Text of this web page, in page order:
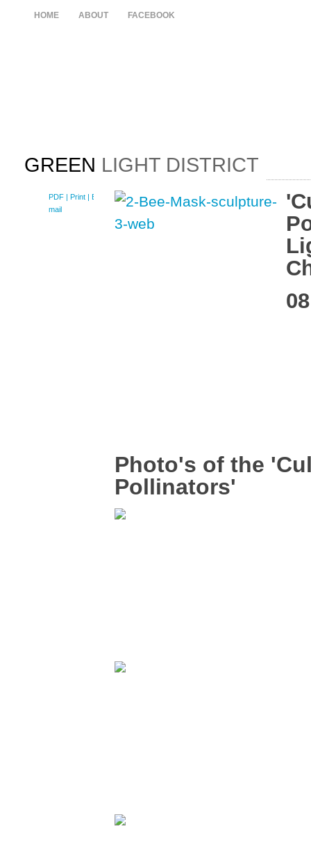
HOME ABOUT FACEBOOK
GREEN LIGHT DISTRICT
PDF | Print | E-
mail
Photo's of the
Pollinators'